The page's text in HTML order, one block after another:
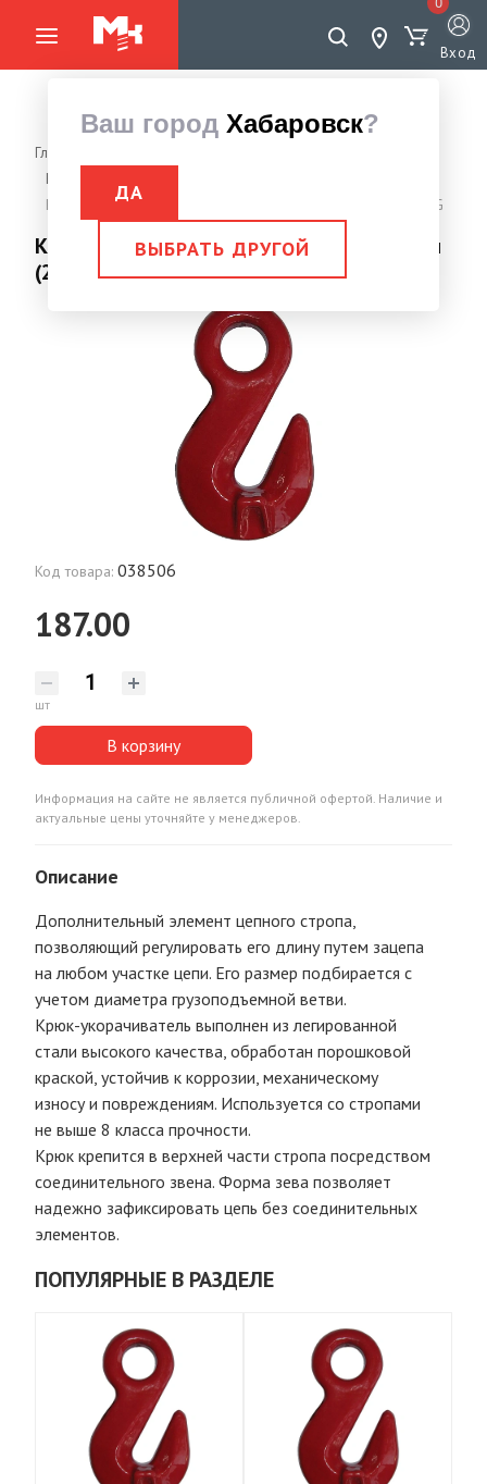
Ваш город Хабаровск?
ДА
ВЫБРАТЬ ДРУГОЙ
Вход
Главная страница
Крюк-укорачиватель с проушиной
Крюк-укорачиватель с проушиной 7,8 мм (2,0тн) FORCE LIFTING
Крюк-укорачиватель с проушиной 7,8 мм
(2,0тн) FORCE LIFTING
Код товара: 038506
187.00
шт
В корзину
Информация на сайте не является публичной офертой. Наличие и
актуальные цены уточняйте у менеджеров.
Описание
Дополнительный элемент цепного стропа,
позволяющий регулировать его длину путем зацепа
на любом участке цепи. Его размер подбирается с
учетом диаметра грузоподъемной ветви.
Крюк-укорачиватель выполнен из легированной
стали высокого качества, обработан порошковой
краской, устойчив к коррозии, механическому
износу и повреждениям. Используется со стропами
не выше 8 класса прочности.
Крюк крепится в верхней части стропа посредством
соединительного звена. Форма зева позволяет
надежно зафиксировать цепь без соединительных
элементов.
ПОПУЛЯРНЫЕ В РАЗДЕЛЕ